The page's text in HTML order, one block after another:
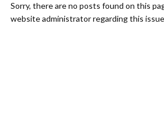
Sorry, there are no posts found on this
website administrator regarding this